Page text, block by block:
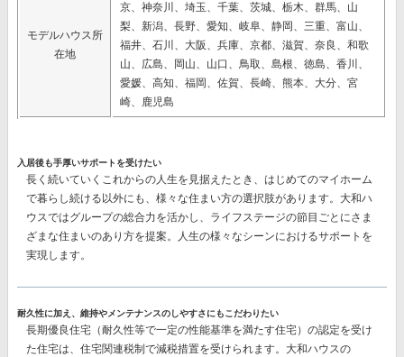
モデルハウス所
在地
京、神奈川、埼玉、千葉、茨城、栃木、群馬、山
梨、新潟、長野、愛知、岐阜、静岡、三重、富山、
福井、石川、大阪、兵庫、京都、滋賀、奈良、和歌
山、広島、岡山、山口、鳥取、島根、徳島、香川、
愛媛、高知、福岡、佐賀、長崎、熊本、大分、宮
崎、鹿児島
入居後も手厚いサポートを受けたい
長く続いていくこれからの人生を見据えたとき、はじめてのマイホーム
で暮らし続ける以外にも、様々な住まい方の選択肢があります。大和ハ
ウスではグループの総合力を活かし、ライフステージの節目ごとにさま
ざまな住まいのあり方を提案。人生の様々なシーンにおけるサポートを
実現します。
耐久性に加え、維持やメンテナンスのしやすさにもこだわりたい
長期優良住宅（耐久性等で一定の性能基準を満たす住宅）の認定を受け
た住宅は、住宅関連税制で減税措置を受けられます。大和ハウスの